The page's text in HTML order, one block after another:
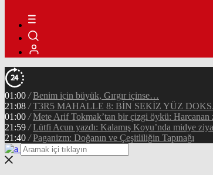
01:00 / Benim için büyük, Gırgır içinse…
21:08 / T3R5 MAHALLE 8: BİN SEKİZ YÜZ
01:00 / Mete Arif Tokmak’tan bir çizgi öykü: Harcanan
21:59 / Lütfi Acun yazdı: Kalamış Koyu’nda midye
21:40 / Paganizm: Doğanın ve Çeşitliliğin Tapınağı